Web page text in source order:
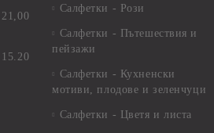
Салфетки - Рози
Салфетки - Пътешествия и
пейзажи
Салфетки - Кухненски
мотиви, плодове и зеленчуци
Салфетки - Цветя и листа